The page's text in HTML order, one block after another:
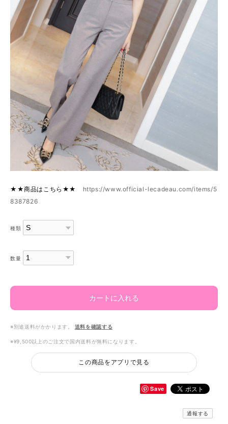
★★商品はこちら★★ https://www.official-lecadeau.com/items/5
8387826
種類
数量
カートに入れる
※別途送料がかかります。 送料を確認する
※¥9,500以上のご注文で国内送料が無料になります。
この商品をアプリで見る
Save
通報する